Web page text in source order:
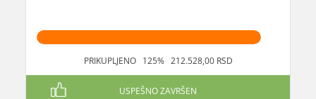
PRIKUPLJENO 125% 212.528,00 RSD
USPEŠNO ZAVRŠEN